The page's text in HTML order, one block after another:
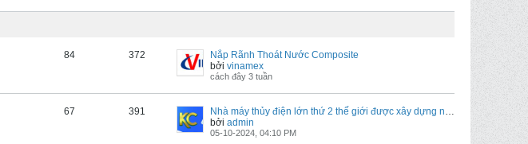
84 372
Nắp Rãnh Thoát Nước Composite
bởi vinamex
cách đây 3 tuần
67 391
Nhà máy thủy điện lớn thứ 2 thế giới được xây dựng như thế nào?
bởi admin
05-10-2024, 04:10 PM